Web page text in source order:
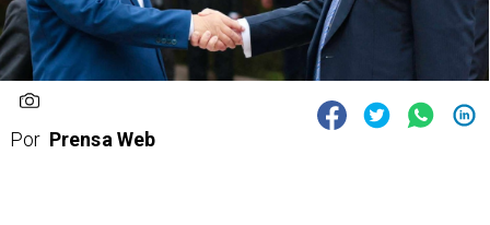
Por Prensa Web